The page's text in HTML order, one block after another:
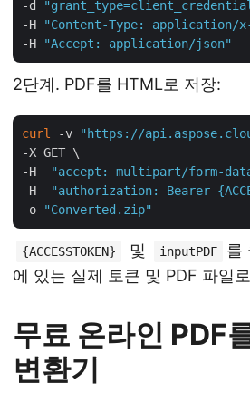
-d
-H
"Content-Type: application/x-
-H
"Accept: application/json"
2단계. PDF를 HTML로 저장:
curl -v
"https://api.aspose.cloud/
-X GET \
-H
"accept: multipart/form-
-H
"authorization: Bearer
-o
"Converted.zip"
{ACCESSTOKEN} 및 inputPDF
를
에 있는 실제 토큰 및 PDF 파일
무료 온라인 PDF
변환기